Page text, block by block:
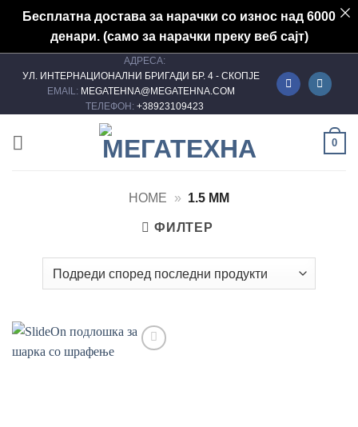
Бесплатна достава за нарачки со износ над 6000
денари. (само за нарачки преку веб сајт)
АДРЕСА:
УЛ. ИНТЕРНАЦИОНАЛНИ БРИГАДИ БР. 4 - СКОПЈЕ
EMAIL: MEGATEHNA@MEGATEHNA.COM
ТЕЛЕФОН: +38923109423
0
HOME » 1.5 MM
ФИЛТЕР